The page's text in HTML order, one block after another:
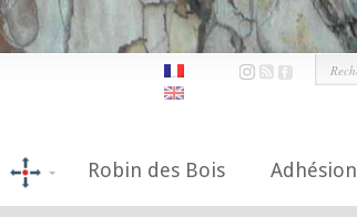
Adhésion
Robin des Bois